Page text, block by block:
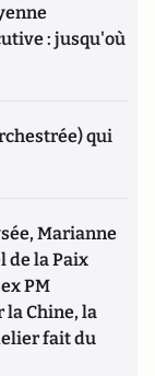
: jusqu'où
qui
Marianne
de la Paix
PM
Chine, la
fait du